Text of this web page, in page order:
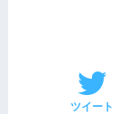
er
ツイート